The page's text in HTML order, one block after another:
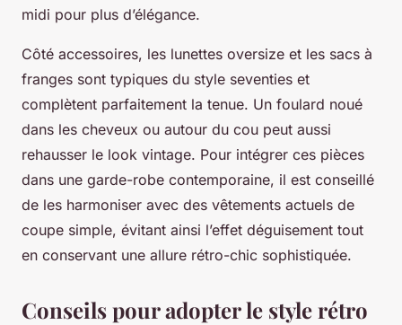
midi pour plus d’élégance.
Côté accessoires, les lunettes oversize et les sacs à
franges sont typiques du style seventies et
complètent parfaitement la tenue. Un foulard noué
dans les cheveux ou autour du cou peut aussi
rehausser le look vintage. Pour intégrer ces pièces
dans une garde-robe contemporaine, il est conseillé
de les harmoniser avec des vêtements actuels de
coupe simple, évitant ainsi l’effet déguisement tout
en conservant une allure rétro-chic sophistiquée.
Conseils pour adopter le style rétro